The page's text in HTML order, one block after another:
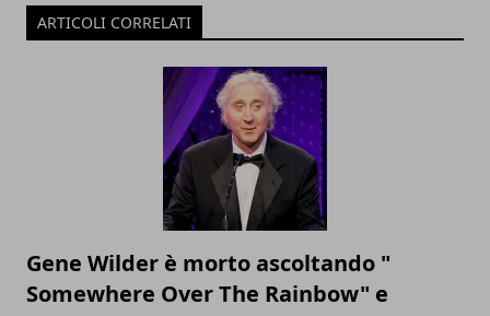
ARTICOLI CORRELATI
Gene Wilder è morto ascoltando "
Somewhere Over The Rainbow" e